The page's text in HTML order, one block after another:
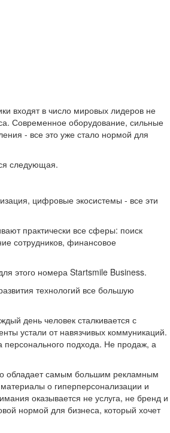
входят в число мировых лидеров не
Современное оборудование, сильные
- все это уже стало нормой для
следующая.
цифровые экосистемы - все эти
практически все сферы: поиск
сотрудников, финансовое
этого номера Startsmile Business.
технологий все большую
день человек сталкивается с
устали от навязчивых коммуникаций.
подхода. Не продаж, а
обладает самым большим рекламным
о гиперперсонализации и
оказывается не услуга, не бренд и
нормой для бизнеса, который хочет